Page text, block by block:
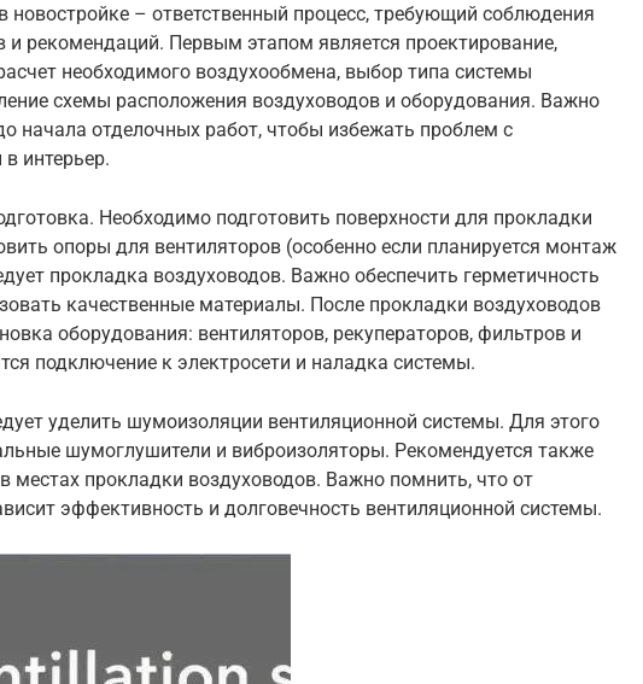
новостройке – ответственный процесс, требующий соблюдения
и рекомендаций. Первым этапом является проектирование,
необходимого воздухообмена, выбор типа системы
схемы расположения воздуховодов и оборудования. Важно
начала отделочных работ, чтобы избежать проблем с
интерьер.
Необходимо подготовить поверхности для прокладки
опоры для вентиляторов (особенно если планируется монтаж
прокладка воздуховодов. Важно обеспечить герметичность
качественные материалы. После прокладки воздуховодов
оборудования: вентиляторов, рекуператоров, фильтров и
подключение к электросети и наладка системы.
уделить шумоизоляции вентиляционной системы. Для этого
шумоглушители и виброизоляторы. Рекомендуется также
местах прокладки воздуховодов. Важно помнить, что от
эффективность и долговечность вентиляционной системы.